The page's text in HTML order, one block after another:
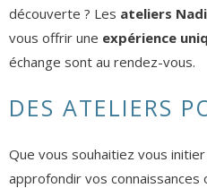
découverte ? Les ateliers
vous offrir une expérience
échange sont au rendez-vous.
DES ATELIERS
Que vous souhaitiez vous
approfondir vos connaissances